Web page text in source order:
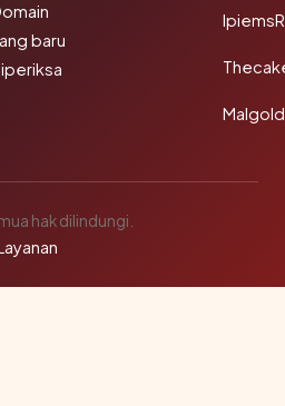
baru
hak dilindungi.